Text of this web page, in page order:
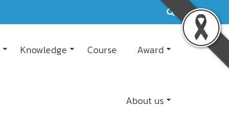
Knowledge Course Award
About us